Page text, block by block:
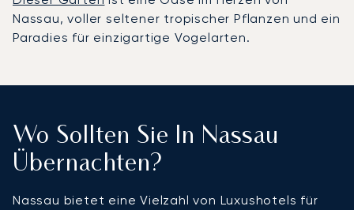
Nassau, voller seltener tropischer Pflanzen und ein
Paradies für einzigartige Vogelarten.
Wo Sollten Sie In Nassau
Übernachten?
Nassau bietet eine Vielzahl von Luxushotels für